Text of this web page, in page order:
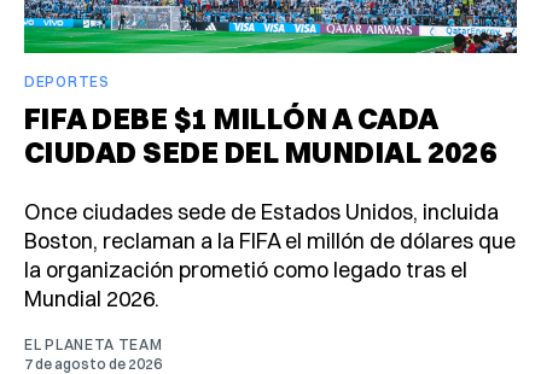
DEPORTES
FIFA DEBE $1 MILLÓN A CADA
CIUDAD SEDE DEL MUNDIAL 2026
Once ciudades sede de Estados Unidos, incluida
Boston, reclaman a la FIFA el millón de dólares que
la organización prometió como legado tras el
Mundial 2026.
EL PLANETA TEAM
7 de agosto de 2026